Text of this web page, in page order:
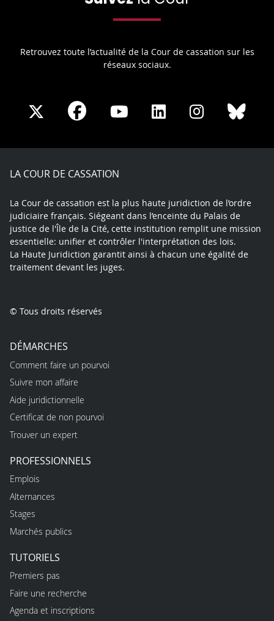
Retrouvez toute l’actualité de la Cour de cassation sur les
réseaux sociaux.
Share
X
Share
Facebook
Share
Youtube
Share
LinkedIn
Share
Instagram
LA COUR DE CASSATION
La Cour de cassation est la plus haute juridiction de l’ordre
judiciaire français. Siégeant dans l’enceinte du Palais de
justice de l'Île de la Cité, cette institution remplit une mission
essentielle: unifier et contrôler l'interprétation des lois.
La Haute Juridiction garantit ainsi à chacun une égalité de
traitement devant les juges.
© Tous droits réservés
DÉMARCHES
Comment faire un pourvoi
Suivre mon affaire
Aide juridictionnelle
Certificat de non pourvoi
Trouver un expert
PROFESSIONNELS
Emplois
Alternances
Stages
Marchés publics
TUTORIELS
Premiers pas
Faire une recherche
Agenda et inscriptions